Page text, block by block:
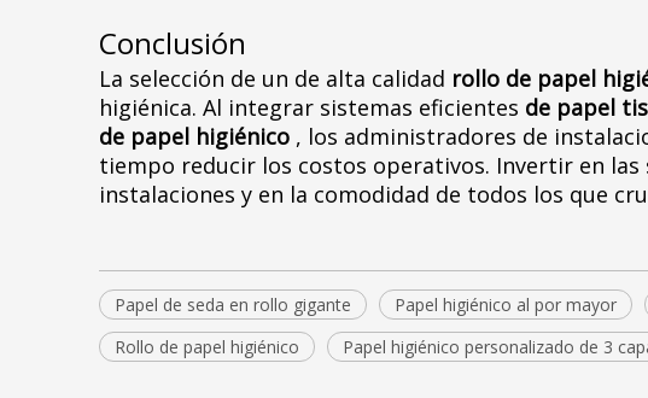
Conclusión
La selección de un de alta calidad rollo de papel
higiénica. Al integrar sistemas eficientes de papel
de papel higiénico , los administradores de
tiempo reducir los costos operativos. Invertir en las
instalaciones y en la comodidad de todos los que
Papel de seda en rollo gigante Papel higiénico al por mayor
Rollo de papel higiénico
Papel higiénico personalizado de 3